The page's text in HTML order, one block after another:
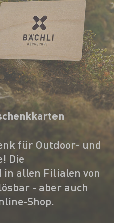
für Outdoor- und
Die
in allen Filialen von
- aber auch
Shop.